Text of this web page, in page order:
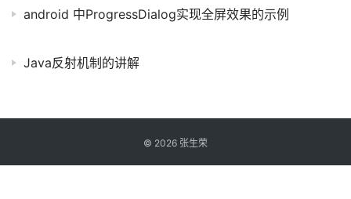
android 中ProgressDialog实现全屏效果的示例
Java反射机制的讲解
© 2026 张生荣